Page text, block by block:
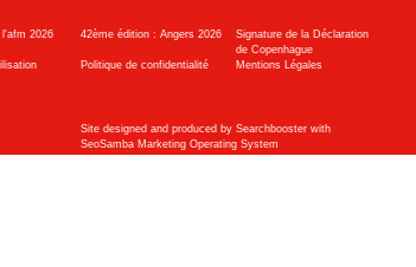
2026 42ème édition : Angers 2026
Signature de la Déclaration
de Copenhague
Politique de confidentialité
Mentions Légales
Site designed and produced by Searchbooster with
SeoSamba Marketing Operating System